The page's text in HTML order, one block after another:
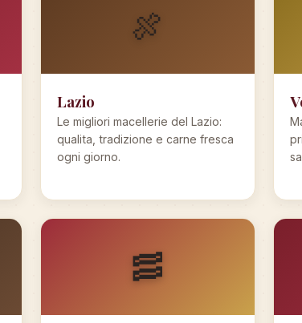
🍖
Lazio
Le migliori macellerie del Lazio:
qualita, tradizione e carne fresca
ogni giorno.
🥓